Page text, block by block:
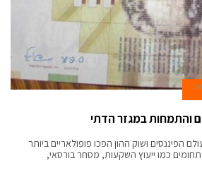
והתמחות במגזר הדתי
הפיננסים ושוק ההון הפכו פופולאריים ביותר
כמו ייעוץ השקעות, מסחר בורסאי,